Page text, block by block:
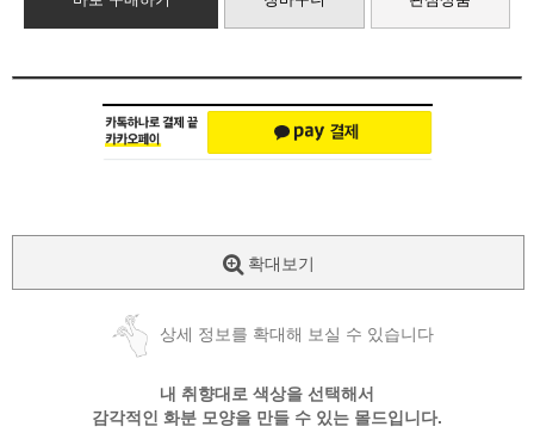
확대보기
상세 정보를 확대해 보실 수 있습니다
내 취향대로 색상을 선택해서
감각적인 화분 모양을 만들 수 있는 몰드입니다.